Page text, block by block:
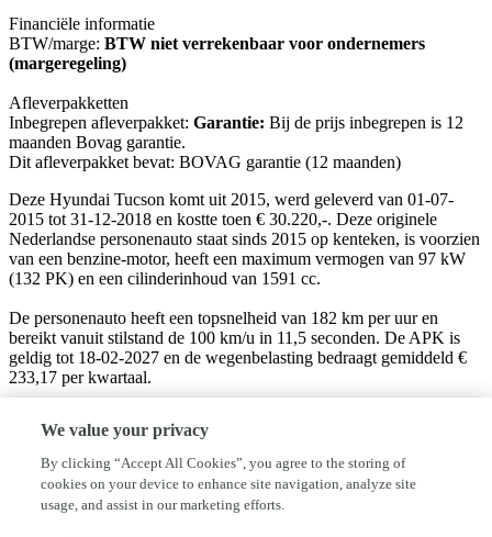
Financiële informatie
BTW/marge: BTW niet verrekenbaar voor ondernemers
(margeregeling)
Afleverpakketten
Inbegrepen afleverpakket: Garantie: Bij de prijs inbegrepen is 12
maanden Bovag garantie.
Dit afleverpakket bevat: BOVAG garantie (12 maanden)
Deze Hyundai Tucson komt uit 2015, werd geleverd van 01-07-
2015 tot 31-12-2018 en kostte toen € 30.220,-. Deze originele
Nederlandse personenauto staat sinds 2015 op kenteken, is voorzien
van een benzine-motor, heeft een maximum vermogen van 97 kW
(132 PK) en een cilinderinhoud van 1591 cc.
De personenauto heeft een topsnelheid van 182 km per uur en
bereikt vanuit stilstand de 100 km/u in 11,5 seconden. De APK is
geldig tot 18-02-2027 en de wegenbelasting bedraagt gemiddeld €
233,17 per kwartaal.
onderhoudsbeurt, nieuwe APK keuring, en een volledige re-
conditionering.
Autobedrijf Bikker is een onafhankelijk autobedrijf gespecialiseerd
in de verkoop van betrouwbare jong gebruikte en nieuwe auto's.
We value your privacy
By clicking “Accept All Cookies”, you agree to the storing of
cookies on your device to enhance site navigation, analyze site
usage, and assist in our marketing efforts.